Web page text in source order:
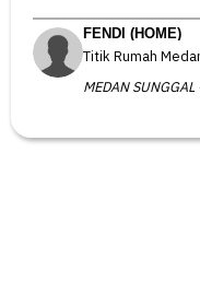
FENDI (HOME)
Titik Rumah
MEDAN SUNGGAL